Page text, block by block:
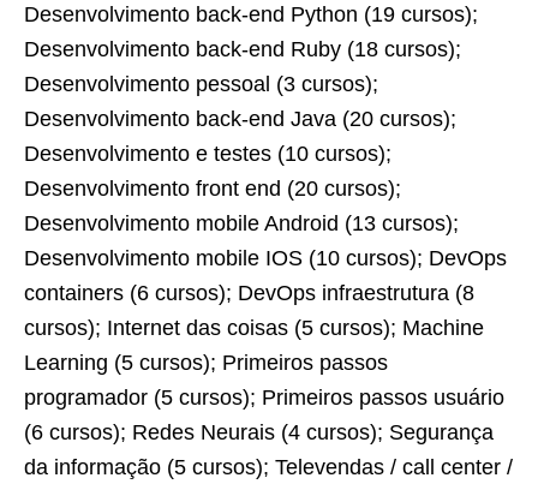
Desenvolvimento back-end Python (19 cursos);
Desenvolvimento back-end Ruby (18 cursos);
Desenvolvimento pessoal (3 cursos);
Desenvolvimento back-end Java (20 cursos);
Desenvolvimento e testes (10 cursos);
Desenvolvimento front end (20 cursos);
Desenvolvimento mobile Android (13 cursos);
Desenvolvimento mobile IOS (10 cursos); DevOps
containers (6 cursos); DevOps infraestrutura (8
cursos); Internet das coisas (5 cursos); Machine
Learning (5 cursos); Primeiros passos
programador (5 cursos); Primeiros passos usuário
(6 cursos); Redes Neurais (4 cursos); Segurança
da informação (5 cursos); Televendas / call center /